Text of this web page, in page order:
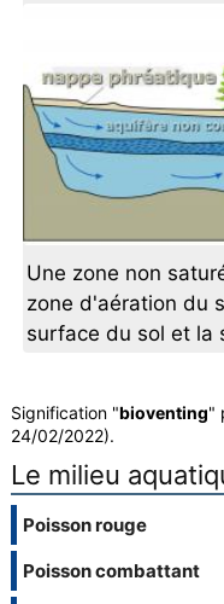
Une zone non
zone d'aération du
surface du sol et la
Signification "bioventing"
24/02/2022).
Le milieu
Poisson rouge
Poisson combattant